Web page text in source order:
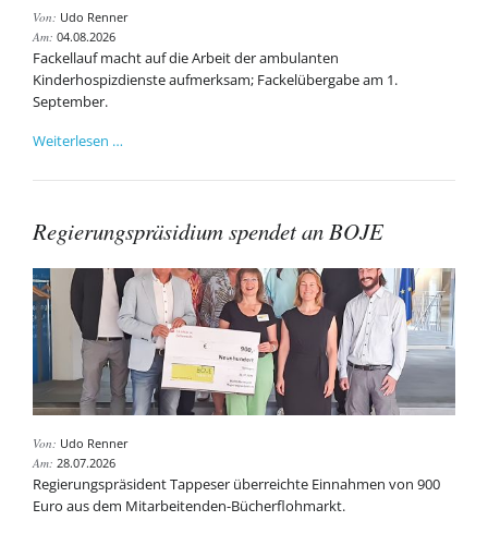
Von: Udo Renner
Am: 04.08.2026
Fackellauf macht auf die Arbeit der ambulanten
Kinderhospizdienste aufmerksam; Fackelübergabe am 1.
September.
Weiterlesen …
BOJE
Beisein
von
OB
Palmer
Regierungspräsidium spendet an BOJE
Von: Udo Renner
Am: 28.07.2026
Regierungspräsident Tappeser überreichte Einnahmen von 900
Euro aus dem Mitarbeitenden-Bücherflohmarkt.